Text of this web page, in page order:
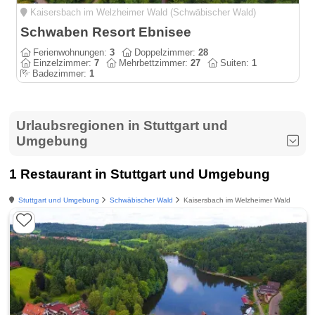
Kaisersbach im Welzheimer Wald (Schwäbischer Wald)
Schwaben Resort Ebnisee
Ferienwohnungen:3 Doppelzimmer:28
Einzelzimmer:7 Mehrbettzimmer:27 Suiten:1
Badezimmer:1
Urlaubsregionen in Stuttgart und
Umgebung
1 Restaurant in Stuttgart und Umgebung
Stuttgart und Umgebung Schwäbischer Wald Kaisersbach im Welzheimer Wald